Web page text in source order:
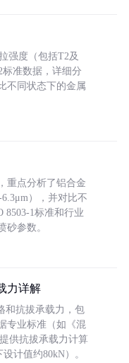
强度（包括T2及
标准数据，详细分
不同状态下的金属
重点分析了铝合金
），并对比不
8503-1标准和行业
砂参数。
力详解
和抗拔承载力，包
专业标准（如《混
供抗拔承载力计算
计值约80kN）。